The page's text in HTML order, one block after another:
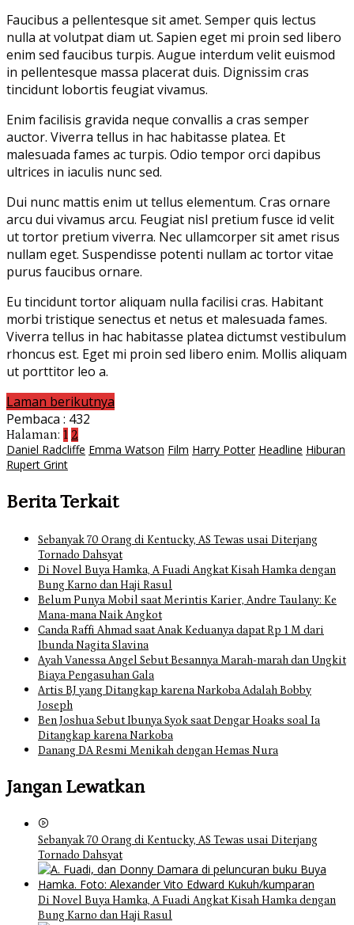
Faucibus a pellentesque sit amet. Semper quis lectus
nulla at volutpat diam ut. Sapien eget mi proin sed libero
enim sed faucibus turpis. Augue interdum velit euismod
in pellentesque massa placerat duis. Dignissim cras
tincidunt lobortis feugiat vivamus.
Enim facilisis gravida neque convallis a cras semper
auctor. Viverra tellus in hac habitasse platea. Et
malesuada fames ac turpis. Odio tempor orci dapibus
ultrices in iaculis nunc sed.
Dui nunc mattis enim ut tellus elementum. Cras ornare
arcu dui vivamus arcu. Feugiat nisl pretium fusce id velit
ut tortor pretium viverra. Nec ullamcorper sit amet risus
nullam eget. Suspendisse potenti nullam ac tortor vitae
purus faucibus ornare.
Eu tincidunt tortor aliquam nulla facilisi cras. Habitant
morbi tristique senectus et netus et malesuada fames.
Viverra tellus in hac habitasse platea dictumst vestibulum
rhoncus est. Eget mi proin sed libero enim. Mollis aliquam
ut porttitor leo a.
Laman berikutnya
Pembaca : 432
Halaman: 1 2
Daniel Radcliffe Emma Watson Film Harry Potter Headline Hiburan
Rupert Grint
Berita Terkait
Sebanyak 70 Orang di Kentucky, AS Tewas usai Diterjang
Tornado Dahsyat
Di Novel Buya Hamka, A Fuadi Angkat Kisah Hamka dengan
Bung Karno dan Haji Rasul
Belum Punya Mobil saat Merintis Karier, Andre Taulany: Ke
Mana-mana Naik Angkot
Canda Raffi Ahmad saat Anak Keduanya dapat Rp 1 M dari
Ibunda Nagita Slavina
Ayah Vanessa Angel Sebut Besannya Marah-marah dan Ungkit
Biaya Pengasuhan Gala
Artis BJ yang Ditangkap karena Narkoba Adalah Bobby
Joseph
Ben Joshua Sebut Ibunya Syok saat Dengar Hoaks soal Ia
Ditangkap karena Narkoba
Danang DA Resmi Menikah dengan Hemas Nura
Jangan Lewatkan
Sebanyak 70 Orang di Kentucky, AS Tewas usai Diterjang
Tornado Dahsyat
Di Novel Buya Hamka, A Fuadi Angkat Kisah Hamka dengan
Bung Karno dan Haji Rasul